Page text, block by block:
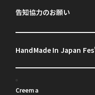
告知協力のお願い
HandMade In Japan
Creema